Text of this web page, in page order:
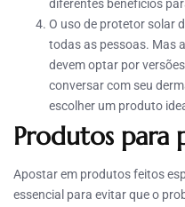
diferentes benefícios
O uso de protetor solar
todas as pessoas. Mas
devem optar por
conversar com seu
escolher um produto
Produtos para
Apostar em produtos feitos
essencial para evitar que o